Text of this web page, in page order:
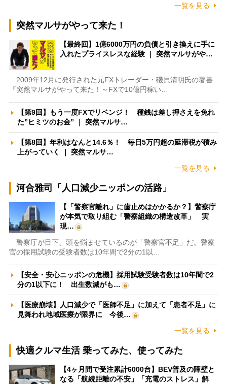
一覧を見る
突然マルサがやって来た！
【最終回】1億6000万円の負債と引き換えに手に
入れたプライスレスな経験 ｜ 突然マルサがや…
2009年12月に発行された元FXトレーダー・磯貝清明氏の著書
『突然マルサがやって来た！～FXで10億円稼い…
【第9回】もう一度FXでリベンジ！ 種銭は差し押さえを免れ
た”ヒミツのお金” ｜ 突然マルサ…
【第8回】年利はなんと14.6％！ 毎日5万円超の延滞税が積み
上がっていく ｜ 突然マルサ…
一覧を見る
河合雅司「人口減少ニッポンの活路」
【「警察官離れ」に歯止めはかかるか？】警察庁
が本気で取り組む「警察組織の構造改革」 実
現…
警察庁が目下、頭を悩ませているのが「警察官不足」だ。警察
官の採用試験の受験者数は10年間で2分の1以…
【安全・安心ニッポンの危機】採用試験受験者数は10年間で2
分の1以下に！ 出生数減がも…
【医療崩壊】人口減少で「医師不足」に加えて「患者不足」に
見舞われ地域医療が限界に 今後…
一覧を見る
快適クルマ生活 乗ってみた、使ってみた
【4ヶ月間で受注累計6000台】BEV普及の障壁と
なる「航続距離の不安」「充電のストレス」解